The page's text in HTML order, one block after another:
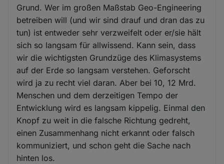
Grund. Wer im großen Maßstab Geo-Engineering
betreiben will (und wir sind drauf und dran das zu
tun) ist entweder sehr verzweifelt oder er/sie hält
sich so langsam für allwissend. Kann sein, dass
wir die wichtigsten Grundzüge des Klimasystems
auf der Erde so langsam verstehen. Geforscht
wird ja zu recht viel daran. Aber bei 10, 12 Mrd.
Menschen und dem derzeitigen Tempo der
Entwicklung wird es langsam kippelig. Einmal den
Knopf zu weit in die falsche Richtung gedreht,
einen Zusammenhang nicht erkannt oder falsch
kommuniziert, und schon geht die Sache nach
hinten los.